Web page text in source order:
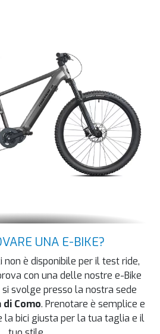
UNA E-BIKE?
non è disponibile per il test ride,
con una delle nostre e-Bike
si svolge presso la nostra sede
Como. Prenotare è semplice e
bici giusta per la tua taglia e il